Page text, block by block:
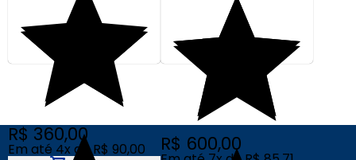
R$ 360,00
Em até 4x de R$ 90,00 R$ 600,00